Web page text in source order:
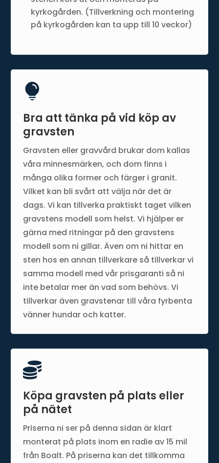
kyrkogården. (Tillverkning och montering
på kyrkogården kan ta upp till 10 veckor)

Bra att tänka på vid köp av
gravsten
Gravsten eller gravvård brukar dom kallas
våra minnesmärken, och dom finns i
många olika former och färger i granit.
Vilket kan bli svårt att välja när det är
dags. Vi kan tillverka praktiskt taget vilken
gravstens modell som helst. Vi hjälper er
gärna med ritningar på den gravstens
modell som ni gillar. Även om ni hittar en
sten hos en annan tillverkare så tillverkar vi
samma modell med vår prisgaranti så ni
inte betalar mer än vad som behövs. Vi
tillverkar även gravstenar till våra fyrbenta
vänner hundar och katter.

Köpa gravsten på plats eller
på nätet
Priserna ni ser på denna sidan är klart
monterat på plats inom en radie av 15 mil
från Boalt. På priserna kan det tillkomma